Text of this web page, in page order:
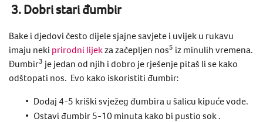
3. Dobri stari đumbir
Bake i djedovi često dijele sjajne savjete i uvijek u rukavu
imaju neki prirodni lijekza začepljen nos5 iz minulih vremena.
Đumbir3 je jedan od njih i dobro je rješenje pitaš li se kako
odštopati nos. Evo kako iskoristiti đumbir:
Dodaj 4-5 kriški svježeg đumbira u šalicu kipuće vode.
Ostavi đumbir 5-10 minuta kako bi pustio sok .